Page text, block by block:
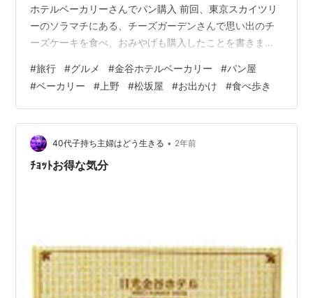
ホテルベーカリーさんでパン購入 前回、東京スカイツリ
ーのソラマチにある、チーズガーデンさんで思い出のチ
ーズケーキを食べ、おみやげも購入したことを書きまし
すが、実はもう１か所、都内で思い出の味で行きたい場
所があったんです。それが今回の「金谷ホテルベーカリ
ー」さんです。 www.kanayahotelbakery.co.jp 日光旅行
の際、東武鉄道の東武日光線終着駅「東武日光駅」周辺
のホテルに泊まったんです。 華厳の滝や東照宮…
#旅行 #グルメ #金谷ホテルベーカリー #パン屋
#ベーカリー # 上野 #松坂屋 #お出かけ #食べ歩き
40代子持ち主婦はどう生きる • 2年前
ﾁｮｯﾄお得な気分